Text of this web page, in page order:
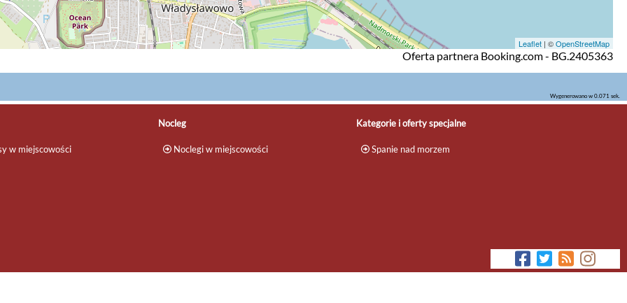
Leaflet | ©OpenStreetMap
Oferta partnera Booking.com - BG.2405363
Wygenerowano w 0.071 sek.
w miejscowości
Nocleg
Noclegi w miejscowości
Kategorie i oferty specjalne
Spanie nad morzem